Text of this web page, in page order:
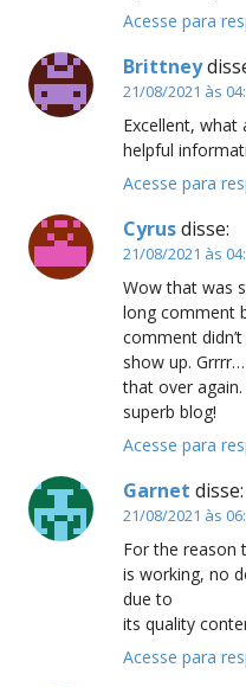
Acesse para
Brittney
21/08/2021 às
Excellent, what
helpful
Acesse para
Cyrusdisse:
21/08/2021 às
Wow that was
long comment
comment didn’t
show up.
that over
superb blog!
Acesse para
Garnet disse:
21/08/2021 às
For the reason
is working, no
due to
its quality
Acesse para